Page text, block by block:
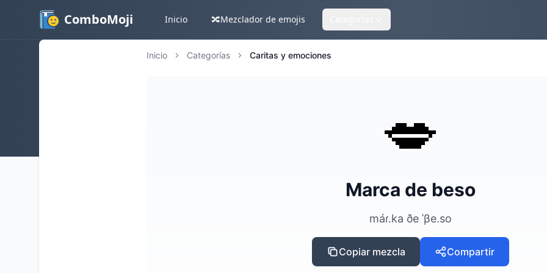
ComboMoji Inicio 🔀Mezclador de emojis
Inicio Categorías Caritas y emociones
💋
Marca de beso
máɾ.ka ðe ˈβe.so
Copiar mezcla Compartir